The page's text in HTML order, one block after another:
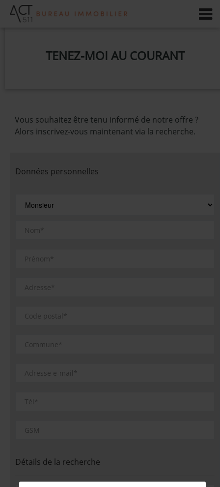
TENEZ-MOI AU COURANT
Vous souhaitez être tenu informé de notre offre ?
Alors inscrivez-vous maintenant via la recherche.
Données personnelles
Détails de la recherche